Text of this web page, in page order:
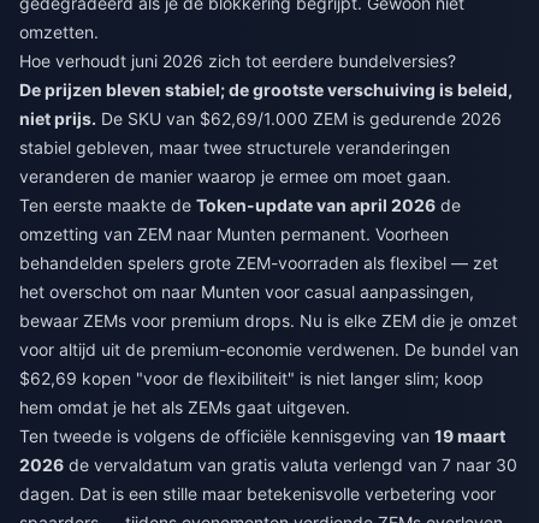
omzetten.
Hoe verhoudt juni 2026 zich tot eerdere bundelversies?
De prijzen bleven stabiel; de grootste verschuiving is beleid,
niet prijs. De SKU van $62,69/1.000 ZEM is gedurende 2026
stabiel gebleven, maar twee structurele veranderingen
veranderen de manier waarop je ermee om moet gaan.
Ten eerste maakte de Token-update van april 2026 de
omzetting van ZEM naar Munten permanent. Voorheen
behandelden spelers grote ZEM-voorraden als flexibel — zet
het overschot om naar Munten voor casual aanpassingen,
bewaar ZEMs voor premium drops. Nu is elke ZEM die je omzet
voor altijd uit de premium-economie verdwenen. De bundel van
$62,69 kopen "voor de flexibiliteit" is niet langer slim; koop
hem omdat je het als ZEMs gaat uitgeven.
Ten tweede is volgens de officiële kennisgeving van 19 maart
2026 de vervaldatum van gratis valuta verlengd van 7 naar 30
dagen. Dat is een stille maar betekenisvolle verbetering voor